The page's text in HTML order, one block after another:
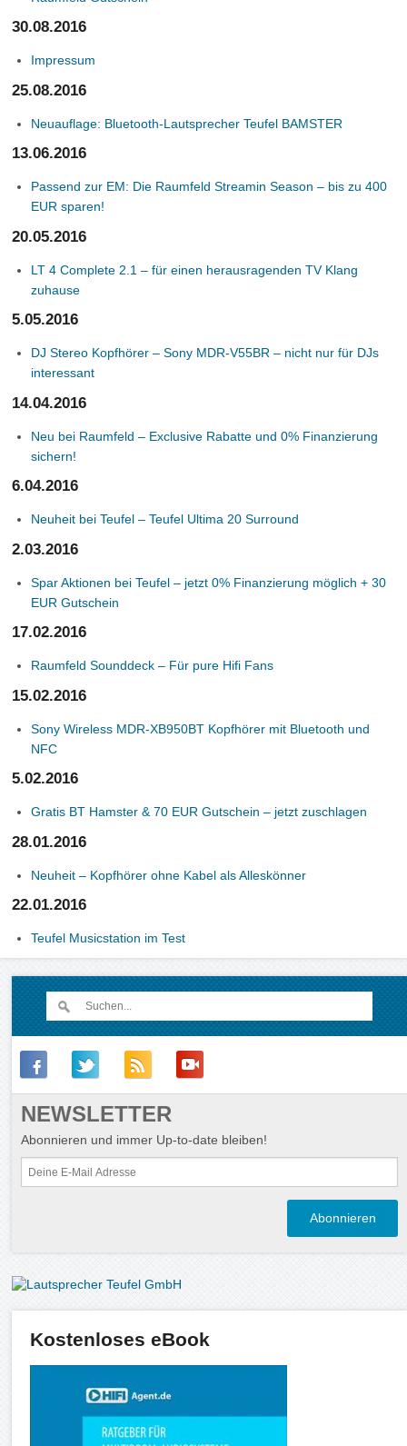
30.08.2016
Impressum
25.08.2016
Neuauflage: Bluetooth-Lautsprecher Teufel BAMSTER
13.06.2016
Passend zur EM: Die Raumfeld Streamin Season – bis zu 400
EUR sparen!
20.05.2016
LT 4 Complete 2.1 – für einen herausragenden TV Klang
zuhause
5.05.2016
DJ Stereo Kopfhörer – Sony MDR-V55BR – nicht nur für DJs
interessant
14.04.2016
Neu bei Raumfeld – Exclusive Rabatte und 0% Finanzierung
sichern!
6.04.2016
Neuheit bei Teufel – Teufel Ultima 20 Surround
2.03.2016
Spar Aktionen bei Teufel – jetzt 0% Finanzierung möglich + 30
EUR Gutschein
17.02.2016
Raumfeld Sounddeck – Für pure Hifi Fans
15.02.2016
Sony Wireless MDR-XB950BT Kopfhörer mit Bluetooth und
NFC
5.02.2016
Gratis BT Hamster & 70 EUR Gutschein – jetzt zuschlagen
28.01.2016
Neuheit – Kopfhörer ohne Kabel als Alleskönner
22.01.2016
Teufel Musicstation im Test
NEWSLETTER
Abonnieren und immer Up-to-date bleiben!
Kostenloses eBook